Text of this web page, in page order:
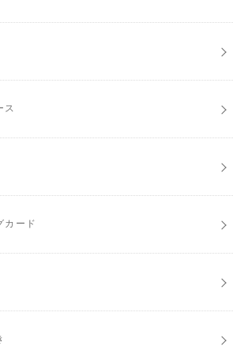
ス
カード